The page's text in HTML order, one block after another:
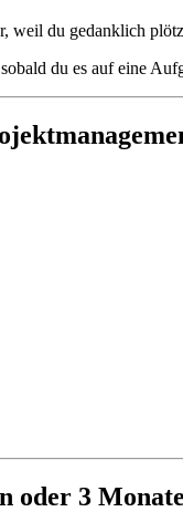
du gedanklich
du es auf eine
oder 3